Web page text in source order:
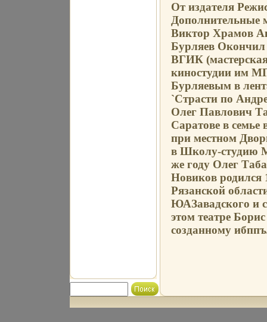
От издателя
Дополнительные
Виктор Храмов
Бурляев
ВГИК
киностудии им
Бурляевым в
`Страсти по
Олег Павлович
Саратове в семье
при местном
в Школу-студию
же году Олег
Новиков родился
Рязанской
ЮАЗавадского и
этом театре
созданному